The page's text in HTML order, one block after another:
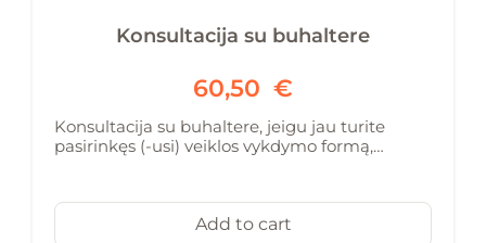
Konsultacija su buhaltere
60,50 €
Konsultacija su buhaltere, jeigu jau turite
pasirinkęs (-usi) veiklos vykdymo formą,…
Add to cart